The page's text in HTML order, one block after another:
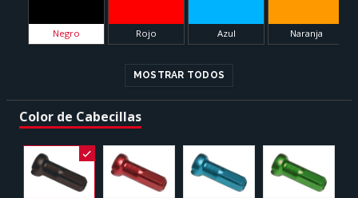
Negro Rojo Azul Naranja
MOSTRAR TODOS
Color de Cabecillas